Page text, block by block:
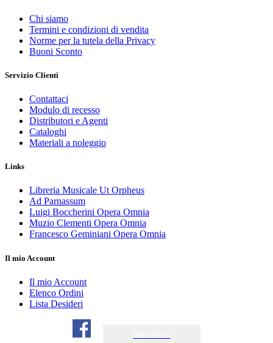
Chi siamo
Termini e condizioni di vendita
Norme per la tutela della Privacy
Buoni Sconto
Servizio Clienti
Contattaci
Modulo di recesso
Distributori e Agenti
Cataloghi
Materiali a noleggio
Links
Libreria Musicale Ut Orpheus
Ad Parnassum
Luigi Boccherini Opera Omnia
Muzio Clementi Opera Omnia
Francesco Geminiani Opera Omnia
Il mio Account
Il mio Account
Elenco Ordini
Lista Desideri